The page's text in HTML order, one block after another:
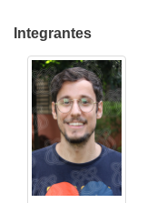
Integrantes